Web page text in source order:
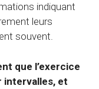
indiquant
leurs
souvent.
que l’exercice
intervalles, et